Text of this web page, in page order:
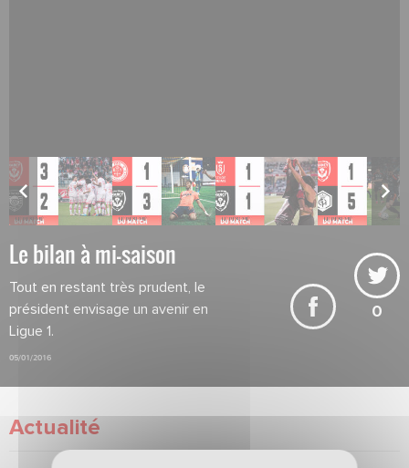
Le bilan à mi-saison
Tout en restant très prudent, le
président envisage un avenir en
Ligue 1.
05/01/2016
0
Actualité